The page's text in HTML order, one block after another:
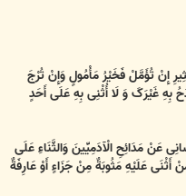
إِنْ تُؤَمَّلْ فَخَیْرُ مَأْمُولٍ وَإِنْ تُرْجَ
بِهِ غَیْرَکَ وَ لَا أُثْنِی بِهِ عَلَى أَحَدٍ
عَنْ مَدَائِحِ الْآدَمِیِّینَ وَالثَّنَاءِ عَلَى
أَثْنَى عَلَیْهِ مَثُوبَةٌ مِنْ جَزَاءٍ أَوْ عَارِفَةٌ